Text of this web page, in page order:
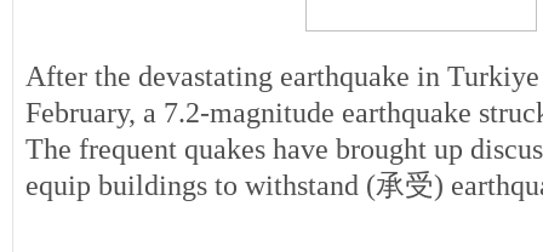
After the devastating earthquake in
February, a 7.2-magnitude earthquake
The frequent quakes have brought up
equip buildings to withstand (承受)